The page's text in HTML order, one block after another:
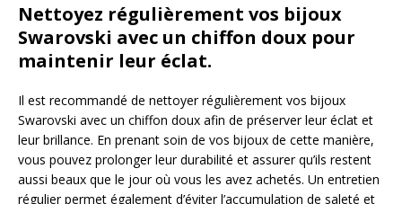
Nettoyez régulièrement vos bijoux
Swarovski avec un chiffon doux pour
maintenir leur éclat.
Il est recommandé de nettoyer régulièrement vos bijoux
Swarovski avec un chiffon doux afin de préserver leur éclat et
leur brillance. En prenant soin de vos bijoux de cette manière,
vous pouvez prolonger leur durabilité et assurer qu’ils restent
aussi beaux que le jour où vous les avez achetés. Un entretien
régulier permet également d’éviter l’accumulation de saleté et